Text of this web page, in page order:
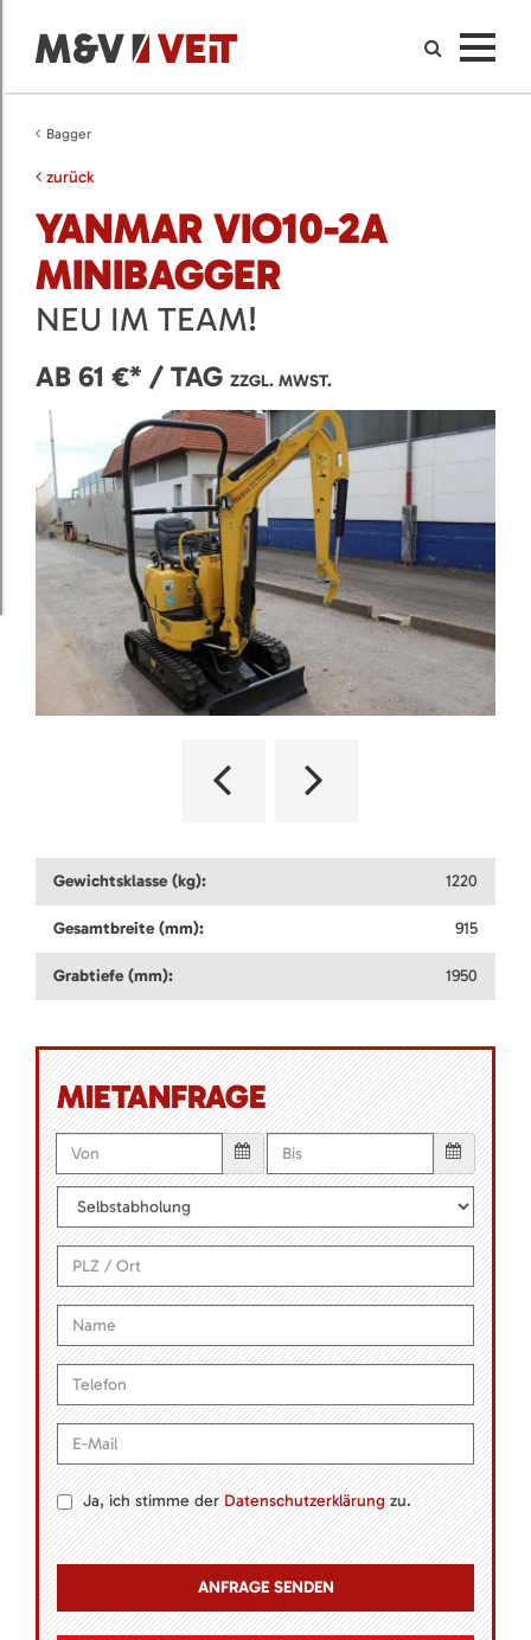
Bagger
zurück
YANMAR VIO10-2A
MINIBAGGER
NEU IM TEAM!
AB 61 €* / TAG ZZGL. MWST.
Gewichtsklasse (kg): 1220
Gesamtbreite (mm): 915
Grabtiefe (mm): 1950
MIETANFRAGE
Ja, ich stimme derDatenschutzerklärungzu.